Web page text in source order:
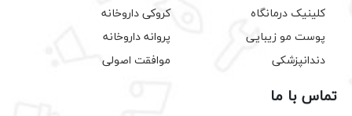
کلینیک درمانگاه
پوست مو زیبایی
دندانپزشکی
کروکی داروخانه
پروانه داروخانه
موافقت اصولی
تماس با ما